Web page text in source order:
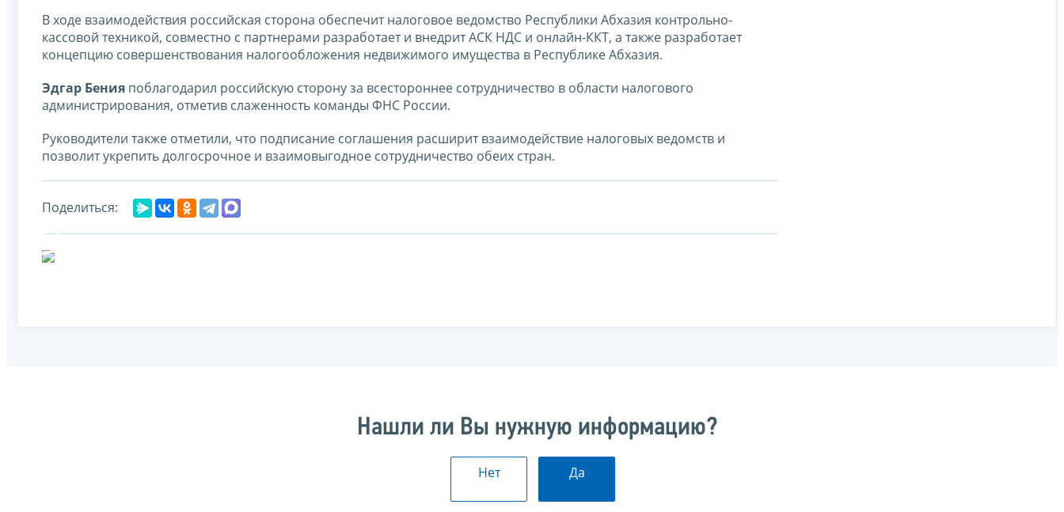
В ходе взаимодействия российская сторона обеспечит налоговое ведомство Республики Абхазия контрольно-
кассовой техникой, совместно с партнерами разработает и внедрит АСК НДС и онлайн-ККТ, а также разработает
концепцию совершенствования налогообложения недвижимого имущества в Республике Абхазия.
Эдгар Бения поблагодарил российскую сторону за всестороннее сотрудничество в области налогового
администрирования, отметив слаженность команды ФНС России.
Руководители также отметили, что подписание соглашения расширит взаимодействие налоговых ведомств и
позволит укрепить долгосрочное и взаимовыгодное сотрудничество обеих стран.
Поделиться:
Нашли ли Вы нужную информацию?
Нет Да